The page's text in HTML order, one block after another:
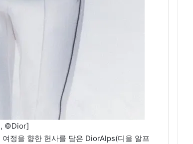
©Dior]
정을 향한 헌사를 담은 DiorAlps(디올 알프